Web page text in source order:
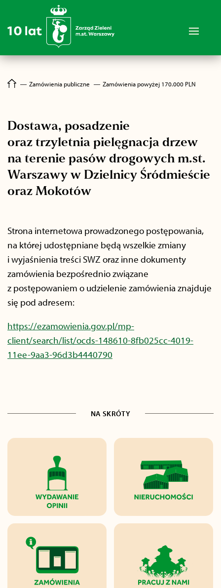
― Zamówienia publiczne ― Zamówienia powyżej 170.000 PLN
Dostawa, posadzenie
oraz trzyletnia pielęgnacja drzew
na terenie pasów drogowych m.st.
Warszawy w Dzielnicy Śródmieście
oraz Mokotów
Strona internetowa prowadzonego postępowania,
na której udostępniane będą wszelkie zmiany
i wyjaśnienia treści SWZ oraz inne dokumenty
zamówienia bezpośrednio związane
z postępowaniem o udzielenie zamówienia znajduje
się pod adresem:
https://ezamowienia.gov.pl/mp-
client/search/list/ocds-148610-8fb025cc-4019-
11ee-9aa3-96d3b4440790
NA SKRÓTY